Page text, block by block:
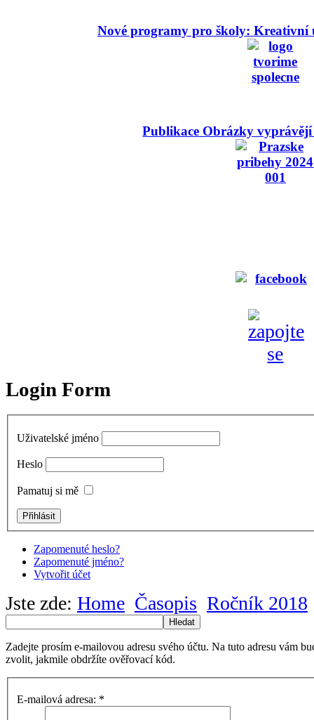
Nové programy pro školy: Kreativní
Publikace Obrázky
Login Form
Uživatelské jméno
Heslo
Pamatuj si mě
Zapomenuté heslo?
Zapomenuté jméno?
Vytvořit účet
Jste zde: Home Časopis Ročník 2018
Hledat
Zadejte prosím e-mailovou adresu svého účtu. Na tuto adresu vám
zvolit, jakmile obdržíte ověřovací kód.
E-mailová adresa: *